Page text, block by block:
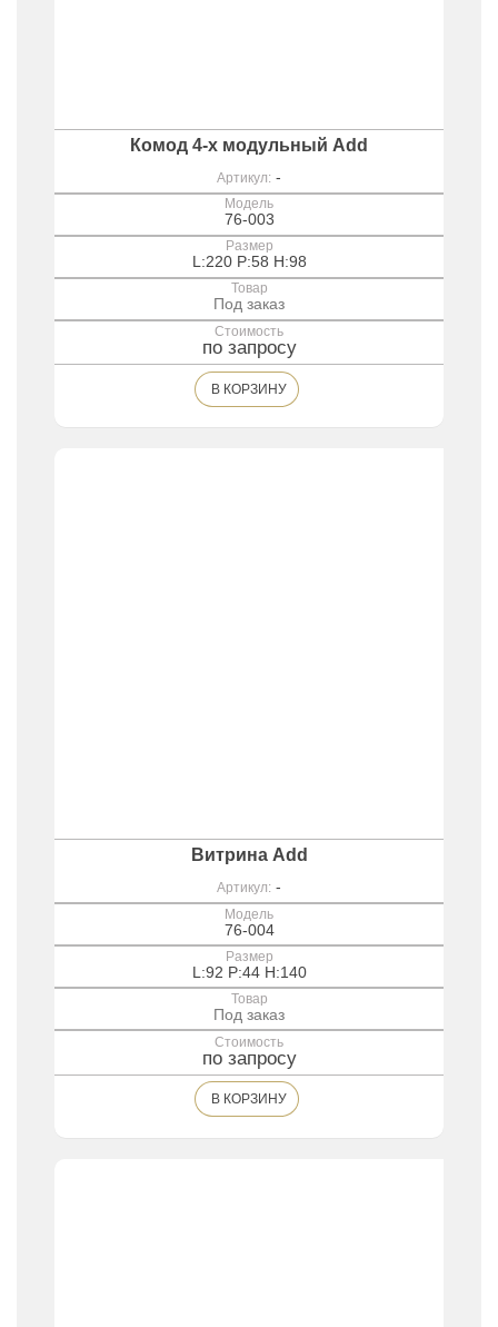
Комод 4-х модульный Add
Артикул: -
Модель
76-003
Размер
L:220 P:58 H:98
Товар
Под заказ
Стоимость
по запросу
В КОРЗИНУ
Витрина Add
Артикул: -
Модель
76-004
Размер
L:92 P:44 H:140
Товар
Под заказ
Стоимость
по запросу
В КОРЗИНУ